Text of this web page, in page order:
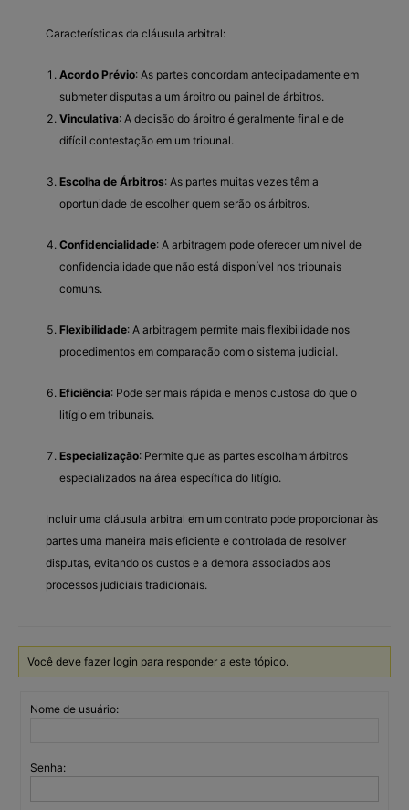
Características da cláusula arbitral:
Acordo Prévio: As partes concordam antecipadamente em
submeter disputas a um árbitro ou painel de árbitros.
Vinculativa: A decisão do árbitro é geralmente final e de
difícil contestação em um tribunal.
Escolha de Árbitros: As partes muitas vezes têm a
oportunidade de escolher quem serão os árbitros.
Confidencialidade: A arbitragem pode oferecer um nível de
confidencialidade que não está disponível nos tribunais
comuns.
Flexibilidade: A arbitragem permite mais flexibilidade nos
procedimentos em comparação com o sistema judicial.
Eficiência: Pode ser mais rápida e menos custosa do que o
litígio em tribunais.
Especialização: Permite que as partes escolham árbitros
especializados na área específica do litígio.
Incluir uma cláusula arbitral em um contrato pode proporcionar às
partes uma maneira mais eficiente e controlada de resolver
disputas, evitando os custos e a demora associados aos
processos judiciais tradicionais.
Você deve fazer login para responder a este tópico.
Nome de usuário:
Senha: